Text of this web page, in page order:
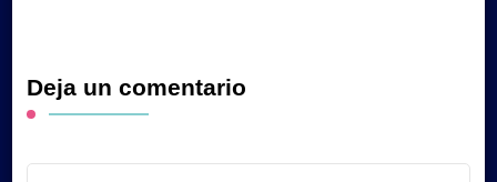
Deja un comentario